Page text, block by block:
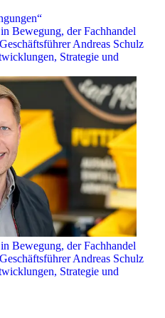
Bewegung, der Fachhandel
Andreas Schulz
Strategie und
Bewegung, der Fachhandel
Andreas Schulz
Strategie und